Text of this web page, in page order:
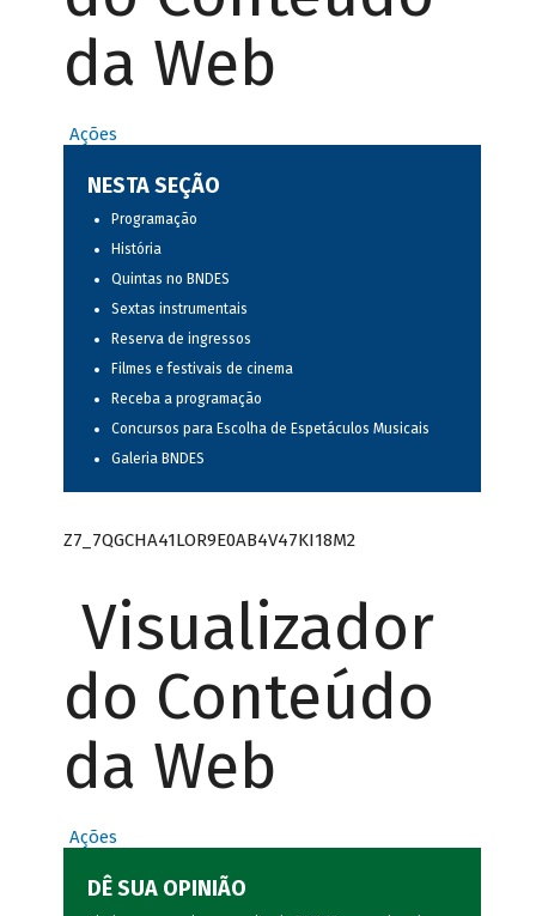
da Web
Ações
NESTA SEÇÃO
Programação
História
Quintas no BNDES
Sextas instrumentais
Reserva de ingressos
Filmes e festivais de cinema
Receba a programação
Concursos para Escolha de Espetáculos Musicais
Galeria BNDES
Z7_7QGCHA41LOR9E0AB4V47KI18M2
Visualizador
do Conteúdo
da Web
Ações
DÊ SUA OPINIÃO